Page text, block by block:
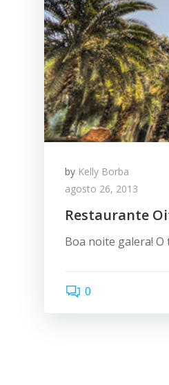
by Kelly Borba
agosto 26, 2013
Restaurante
Boa noite galera!
0